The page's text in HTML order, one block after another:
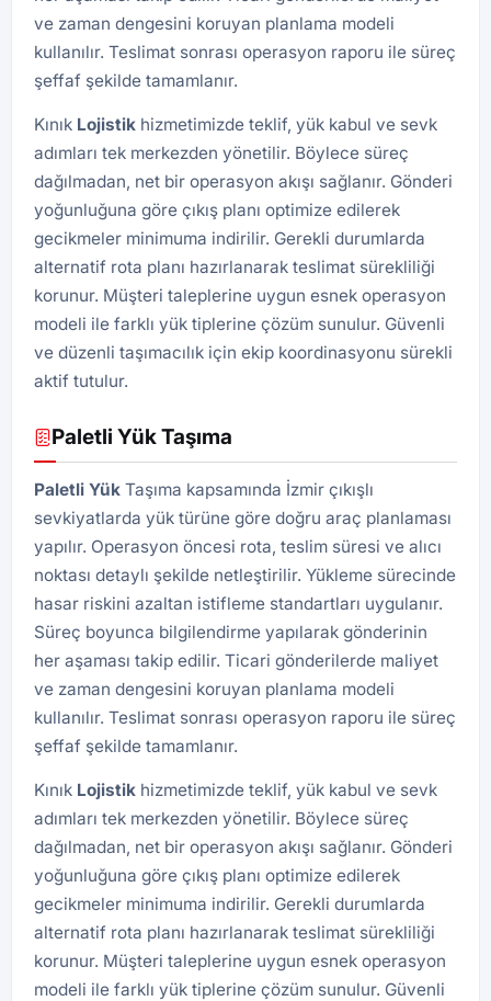
ve zaman dengesini koruyan planlama modeli
kullanılır. Teslimat sonrası operasyon raporu ile süreç
şeffaf şekilde tamamlanır.
Kınık Lojistik hizmetimizde teklif, yük kabul ve sevk
adımları tek merkezden yönetilir. Böylece süreç
dağılmadan, net bir operasyon akışı sağlanır. Gönderi
yoğunluğuna göre çıkış planı optimize edilerek
gecikmeler minimuma indirilir. Gerekli durumlarda
alternatif rota planı hazırlanarak teslimat sürekliliği
korunur. Müşteri taleplerine uygun esnek operasyon
modeli ile farklı yük tiplerine çözüm sunulur. Güvenli
ve düzenli taşımacılık için ekip koordinasyonu sürekli
aktif tutulur.
Paletli Yük Taşıma
Paletli Yük Taşıma kapsamında İzmir çıkışlı
sevkiyatlarda yük türüne göre doğru araç planlaması
yapılır. Operasyon öncesi rota, teslim süresi ve alıcı
noktası detaylı şekilde netleştirilir. Yükleme sürecinde
hasar riskini azaltan istifleme standartları uygulanır.
Süreç boyunca bilgilendirme yapılarak gönderinin
her aşaması takip edilir. Ticari gönderilerde maliyet
ve zaman dengesini koruyan planlama modeli
kullanılır. Teslimat sonrası operasyon raporu ile süreç
şeffaf şekilde tamamlanır.
Kınık Lojistik hizmetimizde teklif, yük kabul ve sevk
adımları tek merkezden yönetilir. Böylece süreç
dağılmadan, net bir operasyon akışı sağlanır. Gönderi
yoğunluğuna göre çıkış planı optimize edilerek
gecikmeler minimuma indirilir. Gerekli durumlarda
alternatif rota planı hazırlanarak teslimat sürekliliği
korunur. Müşteri taleplerine uygun esnek operasyon
modeli ile farklı yük tiplerine çözüm sunulur. Güvenli